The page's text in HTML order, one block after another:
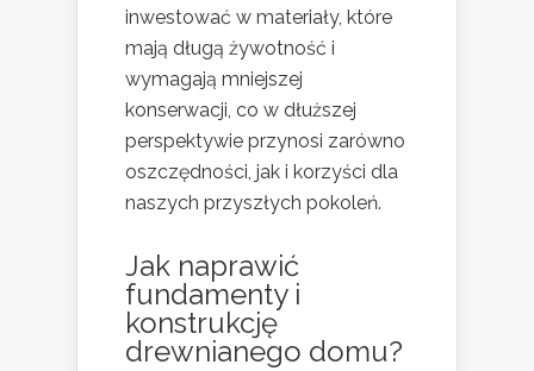
inwestować w materiały, które
mają długą żywotność i
wymagają mniejszej
konserwacji, co w dłuższej
perspektywie przynosi zarówno
oszczędności, jak i korzyści dla
naszych przyszłych pokoleń.
Jak naprawić
fundamenty i
konstrukcję
drewnianego domu?